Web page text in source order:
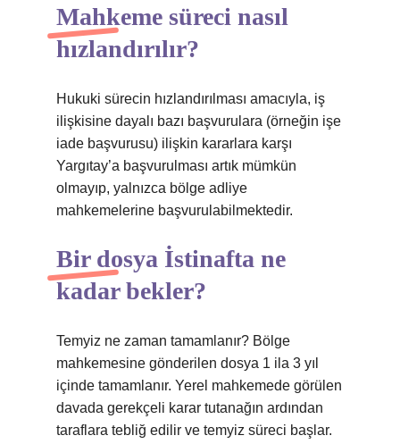
Mahkeme süreci nasıl
hızlandırılır?
Hukuki sürecin hızlandırılması amacıyla, iş
ilişkisine dayalı bazı başvurulara (örneğin işe
iade başvurusu) ilişkin kararlara karşı
Yargıtay’a başvurulması artık mümkün
olmayıp, yalnızca bölge adliye
mahkemelerine başvurulabilmektedir.
Bir dosya İstinafta ne
kadar bekler?
Temyiz ne zaman tamamlanır? Bölge
mahkemesine gönderilen dosya 1 ila 3 yıl
içinde tamamlanır. Yerel mahkemede görülen
davada gerekçeli karar tutanağın ardından
taraflara tebliğ edilir ve temyiz süreci başlar.